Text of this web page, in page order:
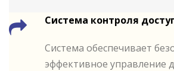
Система контроля
Система обеспечивает
эффективное управление